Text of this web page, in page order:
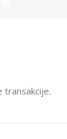
transakcije.